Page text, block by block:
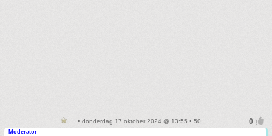
• donderdag 17 oktober 2024 @ 13:55 • 50
Moderator